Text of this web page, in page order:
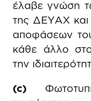
έλαβε γνώση
της ΔΕΥΑΧ και
αποφάσεων
κάθε άλλο
την
(c)